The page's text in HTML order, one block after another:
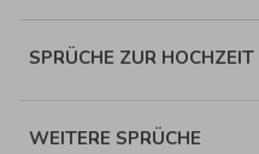
SPRÜCHE ZUR HOCHZEIT
WEITERE SPRÜCHE